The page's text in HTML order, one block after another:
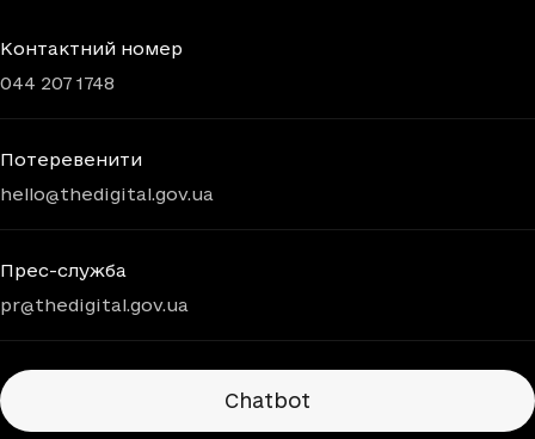
Контактний номер
044 207 1748
Потеревенити
hello@thedigital.gov.ua
Прес-служба
pr@thedigital.gov.ua
Chatbots
Chatbot